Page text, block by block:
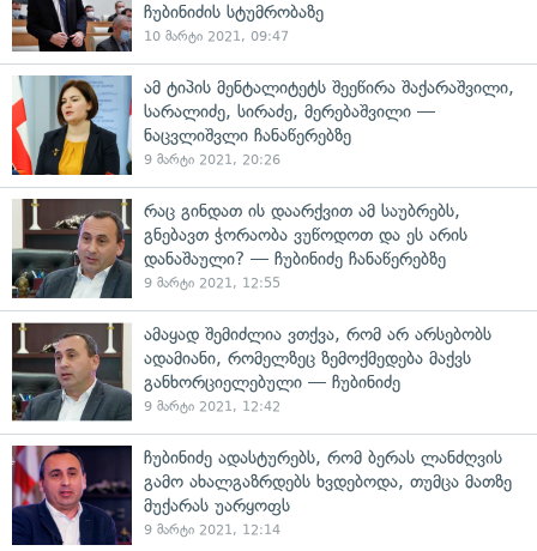
ჩუბინიძის სტუმრობაზე
10 მარტი 2021, 09:47
ამ ტიპის მენტალიტეტს შეეწირა შაქარაშვილი,
სარალიძე, სირაძე, მერებაშვილი —
ნაცვლიშვლი ჩანაწერებზე
9 მარტი 2021, 20:26
რაც გინდათ ის დაარქვით ამ საუბრებს,
გნებავთ ჭორაობა ვუწოდოთ და ეს არის
დანაშაული? — ჩუბინიძე ჩანაწერებზე
9 მარტი 2021, 12:55
ამაყად შემიძლია ვთქვა, რომ არ არსებობს
ადამიანი, რომელზეც ზემოქმედება მაქვს
განხორციელებული — ჩუბინიძე
9 მარტი 2021, 12:42
ჩუბინიძე ადასტურებს, რომ ბერას ლანძღვის
გამო ახალგაზრდებს ხვდებოდა, თუმცა მათზე
მუქარას უარყოფს
9 მარტი 2021, 12:14